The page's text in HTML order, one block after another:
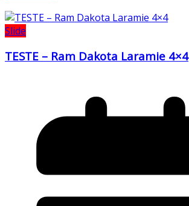
Slide
TESTE – Ram Dakota Laramie 4×4